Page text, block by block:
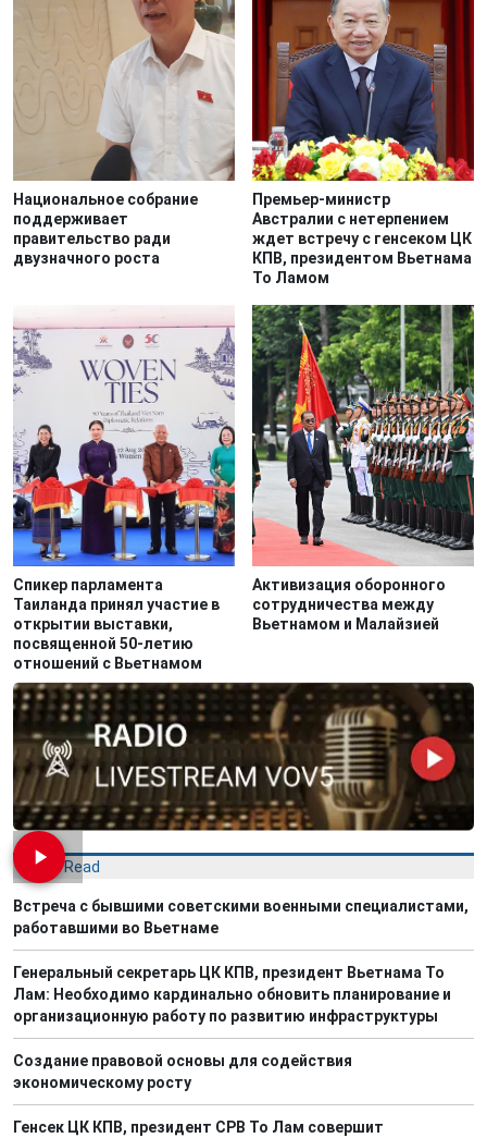
Национальное собрание
поддерживает
правительство ради
двузначного роста
Премьер-министр
Австралии с нетерпением
ждет встречу с генсеком ЦК
КПВ, президентом Вьетнама
То Ламом
Спикер парламента
Таиланда принял участие в
открытии выставки,
посвященной 50-летию
отношений с Вьетнамом
Активизация оборонного
сотрудничества между
Вьетнамом и Малайзией
Most Read
Встреча с бывшими советскими военными специалистами,
работавшими во Вьетнаме
Генеральный секретарь ЦК КПВ, президент Вьетнама То
Лам: Необходимо кардинально обновить планирование и
организационную работу по развитию инфраструктуры
Создание правовой основы для содействия
экономическому росту
Генсек ЦК КПВ, президент СРВ То Лам совершит